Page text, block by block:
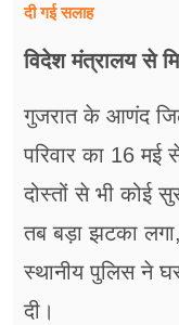
दी गई सलाह
विदेश मंत्रालय से
गुजरात के आणंद
परिवार का 16 मई
दोस्तों से भी कोई
तब बड़ा झटका
स्थानीय पुलिस ने
दी।